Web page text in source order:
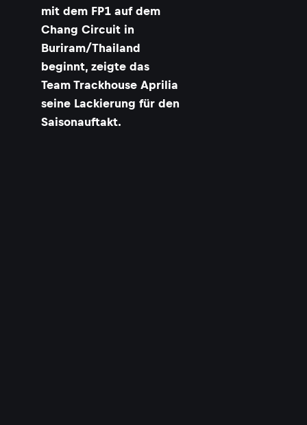
mit dem FP1 auf dem
Chang Circuit in
Buriram/Thailand
beginnt, zeigte das
Team Trackhouse Aprilia
seine Lackierung für den
Saisonauftakt.